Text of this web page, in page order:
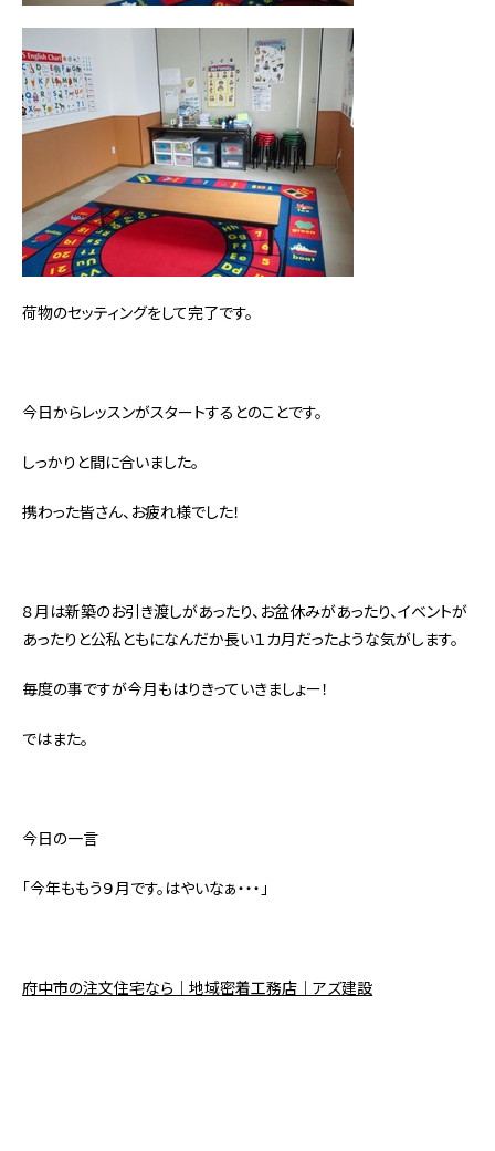
荷物のセッティングをして完了です。
今日からレッスンがスタートするとのことです。
しっかりと間に合いました。
携わった皆さん、お疲れ様でした！
８月は新築のお引き渡しがあったり、お盆休みがあったり、イベントが
あったりと公私ともになんだか長い１カ月だったような気がします。
毎度の事ですが今月もはりきっていきましょー！
ではまた。
今日の一言
「今年ももう９月です。はやいなぁ・・・」
府中市の注文住宅なら｜地域密着工務店｜アズ建設